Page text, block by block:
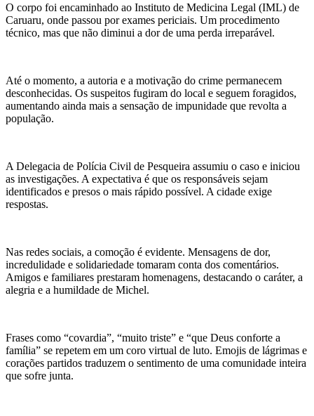
O corpo foi encaminhado ao Instituto de Medicina Legal (IML) de
Caruaru, onde passou por exames periciais. Um procedimento
técnico, mas que não diminui a dor de uma perda irreparável.
Até o momento, a autoria e a motivação do crime permanecem
desconhecidas. Os suspeitos fugiram do local e seguem foragidos,
aumentando ainda mais a sensação de impunidade que revolta a
população.
A Delegacia de Polícia Civil de Pesqueira assumiu o caso e iniciou
as investigações. A expectativa é que os responsáveis sejam
identificados e presos o mais rápido possível. A cidade exige
respostas.
Nas redes sociais, a comoção é evidente. Mensagens de dor,
incredulidade e solidariedade tomaram conta dos comentários.
Amigos e familiares prestaram homenagens, destacando o caráter, a
alegria e a humildade de Michel.
Frases como “covardia”, “muito triste” e “que Deus conforte a
família” se repetem em um coro virtual de luto. Emojis de lágrimas e
corações partidos traduzem o sentimento de uma comunidade inteira
que sofre junta.